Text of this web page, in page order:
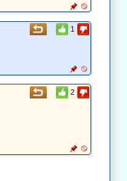
1
2